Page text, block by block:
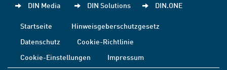
DIN Media DIN Solutions DIN.ONE
Startseite
Hinweisgeberschutzgesetz
Datenschutz
Cookie-Richtlinie
Cookie-Einstellungen
Impressum